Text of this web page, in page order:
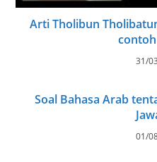
Arti Tholibun
31/
Soal Bahasa Arab
01/